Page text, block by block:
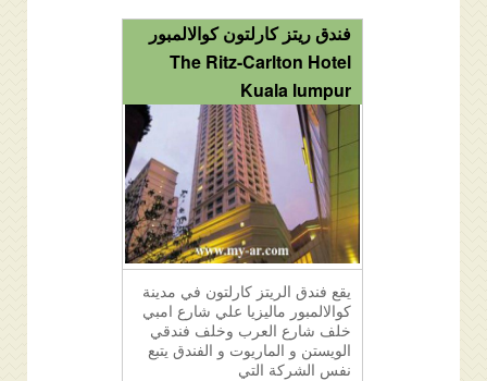
فندق ريتز كارلتون كوالالمبور
The Ritz-Carlton Hotel
Kuala lumpur
يقع فندق الريتز كارلتون في مدينة
كوالالمبور ماليزيا علي شارع امبي
خلف شارع العرب وخلف فندقي
الويستن و الماريوت و الفندق يتبع
نفس الشركة التي